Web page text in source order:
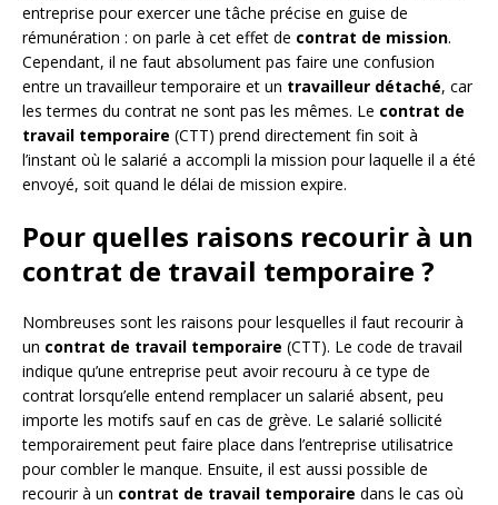
entreprise pour exercer une tâche précise en guise de
rémunération : on parle à cet effet de contrat de mission.
Cependant, il ne faut absolument pas faire une confusion
entre un travailleur temporaire et un travailleur détaché, car
les termes du contrat ne sont pas les mêmes. Le contrat de
travail temporaire (CTT) prend directement fin soit à
l’instant où le salarié a accompli la mission pour laquelle il a été
envoyé, soit quand le délai de mission expire.
Pour quelles raisons recourir à un
contrat de travail temporaire ?
Nombreuses sont les raisons pour lesquelles il faut recourir à
un contrat de travail temporaire (CTT). Le code de travail
indique qu’une entreprise peut avoir recouru à ce type de
contrat lorsqu’elle entend remplacer un salarié absent, peu
importe les motifs sauf en cas de grève. Le salarié sollicité
temporairement peut faire place dans l’entreprise utilisatrice
pour combler le manque. Ensuite, il est aussi possible de
recourir à un contrat de travail temporaire dans le cas où